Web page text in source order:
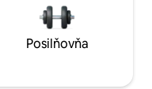
Posilňovňa